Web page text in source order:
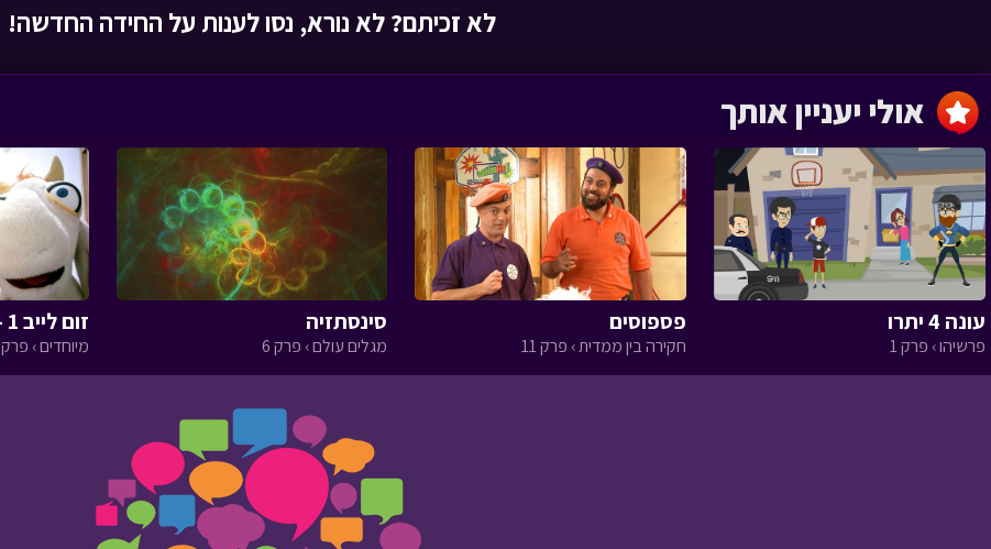
גדולים › פרק 16
גדולים › פרק 15
לא זכיתם? לא נורא, נסו לענות על החידה החדשה!
עונה 4 יתרו
פרשיהו › פרק 1
פספוסים
חקירה בין ממדית › פרק 11
סינסתזיה
מגלים עולם › פרק 6
זום לייב 1 - שידור חוזר
מיוחדים › פרק 1
‹